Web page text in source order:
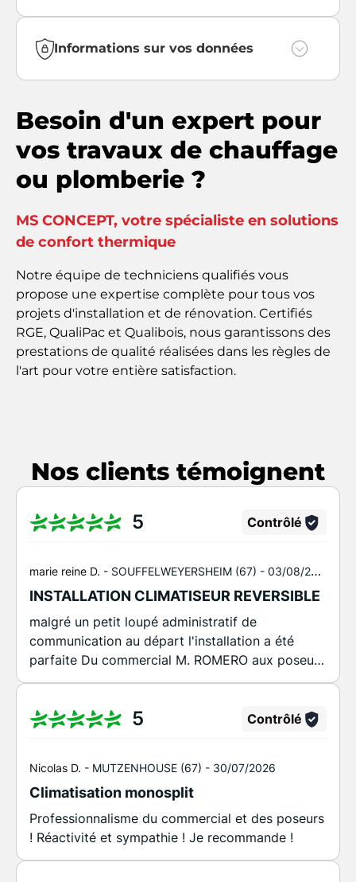
Informations sur vos données
Vos données personnelles sont collectées
pour le traitement de votre demande de
contact.
Vous disposez de droits sur vos données, à
savoir : un droit d'accès et d'information ; un
un droit à la limitation du traitement ; un
droit à la portabilité de vos données ; un droit
d'une autorité de contrôle ; le droit de donner
des directives post-mortem.
Pour en savoir plus sur le traitement de vos
données et l'exercice de vos droits, consultez
notre Politique de confidentialité.*
Besoin d'un expert pour
vos travaux de chauffage
ou plomberie ?
MS CONCEPT, votre spécialiste en solutions
de confort thermique
Notre équipe de techniciens qualifiés vous
propose une expertise complète pour tous vos
projets d'installation et de rénovation. Certifiés
RGE, QualiPac et Qualibois, nous garantissons des
prestations de qualité réalisées dans les règles de
l'art pour votre entière satisfaction.
Nos clients témoignent
5 Contrôlé
marie reine D. - SOUFFELWEYERSHEIM (67) - 03/08/2026
INSTALLATION CLIMATISEUR REVERSIBLE
malgré un petit loupé administratif de
communication au départ l'installation a été
parfaite Du commercial M. ROMERO aux poseurs
M. TURUL et M. SEMIH jusqu'au frigoriste M.
après les travaux propreté des lieux à relever
5 Contrôlé
Nicolas D. - MUTZENHOUSE (67) - 30/07/2026
Climatisation monosplit
Professionnalisme du commercial et des poseurs
! Réactivité et sympathie ! Je recommande !